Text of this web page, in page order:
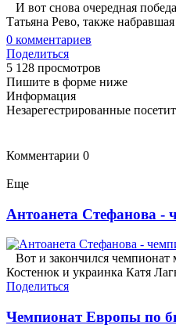
И вот снова очередная
Татьяна Рево, также
0 комментариев
Поделиться
5 128 просмотров
Пишите в форме ниже
Информация
Незарегестрированные
Комментарии 0
Еще
Антоанета Стефанова -
Вот и закончился чемпионат
Костенюк и украинка Катя
Поделиться
Чемпионат Европы по